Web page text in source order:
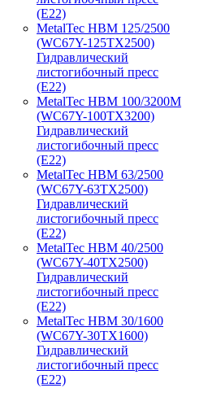
(E22)
MetalTec HBM 125/2500
(WC67Y-125TX2500)
Гидравлический
листогибочный пресс
(E22)
MetalTec HBM 100/3200M
(WC67Y-100TX3200)
Гидравлический
листогибочный пресс
(E22)
MetalTec HBM 63/2500
(WC67Y-63TX2500)
Гидравлический
листогибочный пресс
(E22)
MetalTec HBM 40/2500
(WC67Y-40TX2500)
Гидравлический
листогибочный пресс
(E22)
MetalTec HBM 30/1600
(WC67Y-30TX1600)
Гидравлический
листогибочный пресс
(E22)